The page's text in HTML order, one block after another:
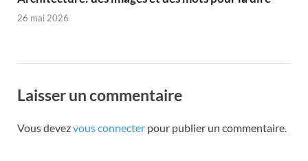
26 mai 2026
Laisser un commentaire
Vous devezvous connecter pour publier un commentaire.